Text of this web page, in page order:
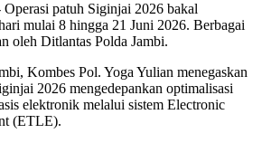
Operasi patuh Siginjai 2026 bakal
mulai 8 hingga 21 Juni 2026. Berbagai
oleh Ditlantas Polda Jambi.
Kombes Pol. Yoga Yulian menegaskan
2026 mengedepankan optimalisasi
elektronik melalui sistem Electronic
(ETLE).